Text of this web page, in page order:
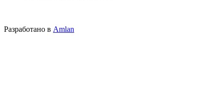
Разработано в Amlan